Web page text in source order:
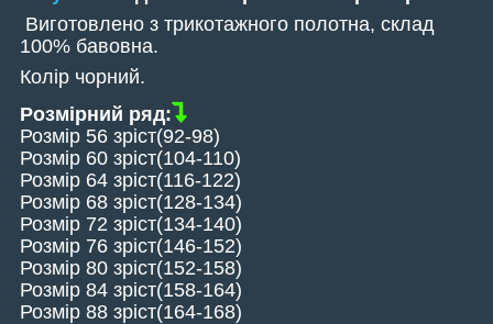
Виготовлено з трикотажного полотна, склад
100% бавовна.
Колір чорний.
Розмірний ряд:
Розмір 56 зріст(92-98)
Розмір 60 зріст(104-110)
Розмір 64 зріст(116-122)
Розмір 68 зріст(128-134)
Розмір 72 зріст(134-140)
Розмір 76 зріст(146-152)
Розмір 80 зріст(152-158)
Розмір 84 зріст(158-164)
Розмір 88 зріст(164-168)